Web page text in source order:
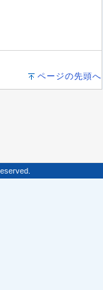
ページの先頭へ